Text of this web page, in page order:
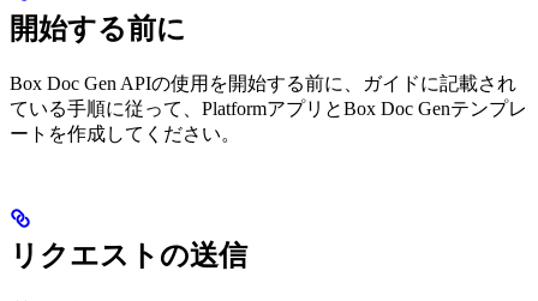
開始する前に
Box Doc Gen APIの使用を開始する前に、
ガイドに記載され
ている手順に従って、PlatformアプリとBox Doc Genテンプレ
ートを作成してください。
リクエストの送信